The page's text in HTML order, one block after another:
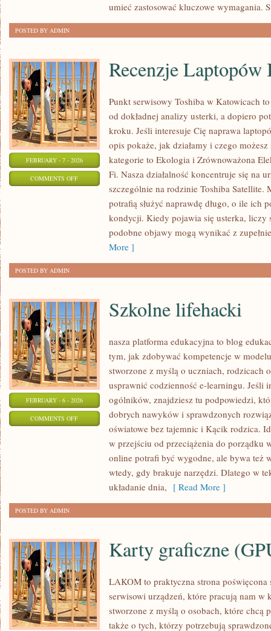
umieć zastosować kluczowe wymagania.
POSTED BY ADMIN
FEBRUARY - 7 - 2026
COMMENTS OFFON
LAPTOPÓW
Recenzje
Punkt serwisowy Toshiba w Katowicach
od dokładnej analizy usterki, a dopiero
kroku. Jeśli interesuje Cię naprawa
opis pokaże, jak działamy i czego
kategorie to Ekologia i Zrównoważona
Fi. Nasza działalność koncentruje się na
szczególnie na rodzinie Toshiba Satellite.
potrafią służyć naprawdę długo, o ile ich
kondycji. Kiedy pojawia się usterka, liczy
podobne objawy mogą wynikać z
More ]
POSTED BY ADMIN
FEBRUARY - 6 - 2026
COMMENTS OFFON
Szkolne lifehacki
nasza platforma edukacyjna to blog
tym, jak zdobywać kompetencje w
stworzone z myślą o uczniach, rodzicach
usprawnić codzienność e-learningu. Jeśli
ogólników, znajdziesz tu podpowiedzi,
dobrych nawyków i sprawdzonych
oświatowe bez tajemnic i Kącik rodzica.
w przejściu od przeciążenia do porządku
online potrafi być wygodne, ale bywa też
wtedy, gdy brakuje narzędzi. Dlatego w
układanie dnia, [ Read More ]
POSTED BY ADMIN
Karty graficzne
LAKOM to praktyczna strona
serwisowi urządzeń, które pracują nam w
stworzone z myślą o osobach, które chcą
także o tych, którzy potrzebują